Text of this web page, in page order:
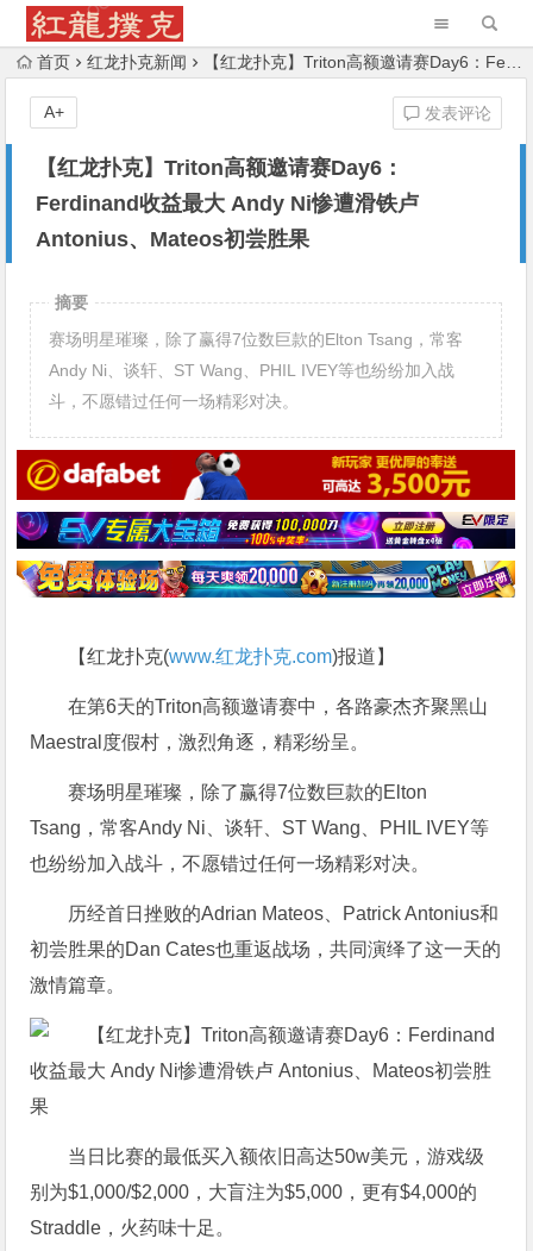
首页 红龙扑克新闻 【红龙扑克】Triton高额邀请赛Day6：Ferdinand收益最大 Andy Ni惨遭滑铁卢 Antonius、Mateos初尝胜果
【红龙扑克】Triton高额邀请赛Day6：
Ferdinand收益最大 Andy Ni惨遭滑铁卢
Antonius、Mateos初尝胜果
发表评论
A+
摘要
赛场明星璀璨，除了赢得7位数巨款的Elton Tsang，常客
Andy Ni、谈轩、ST Wang、PHIL IVEY等也纷纷加入战
斗，不愿错过任何一场精彩对决。
【红龙扑克(www.红龙扑克.com)报道】
在第6天的Triton高额邀请赛中，各路豪杰齐聚黑山
Maestral度假村，激烈角逐，精彩纷呈。
赛场明星璀璨，除了赢得7位数巨款的Elton
Tsang，常客Andy Ni、谈轩、ST Wang、PHIL IVEY等
也纷纷加入战斗，不愿错过任何一场精彩对决。
历经首日挫败的Adrian Mateos、Patrick Antonius和
初尝胜果的Dan Cates也重返战场，共同演绎了这一天的
激情篇章。
当日比赛的最低买入额依旧高达50w美元，游戏级
别为$1,000/$2,000，大盲注为$5,000，更有$4,000的
Straddle，火药味十足。